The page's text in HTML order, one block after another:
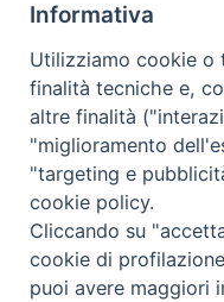
Valutazione
Complesso,
Tematica: Amore-
Informativa
Utilizziamo cookie o
finalità tecniche e,
altre finalità
"miglioramento
"targeting e
cookie policy.
Cliccando su
cookie di
puoi avere maggiori